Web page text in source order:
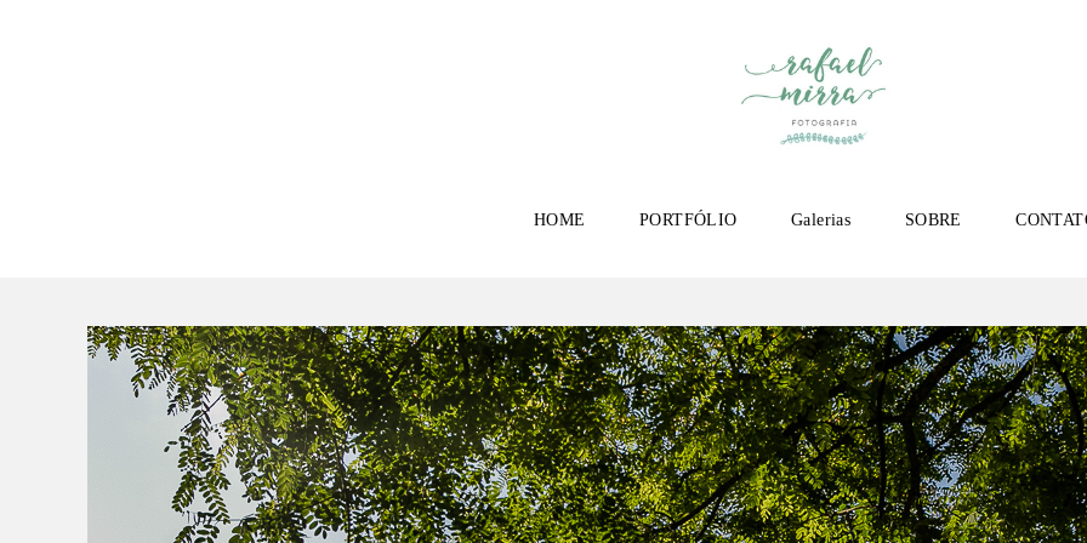
HOME PORTFÓLIO Galerias SOBRE